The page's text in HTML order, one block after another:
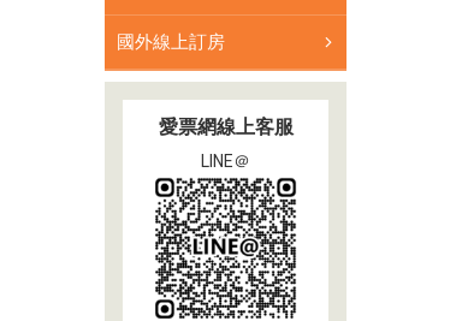
國外線上訂房
愛票網線上客服
LINE＠